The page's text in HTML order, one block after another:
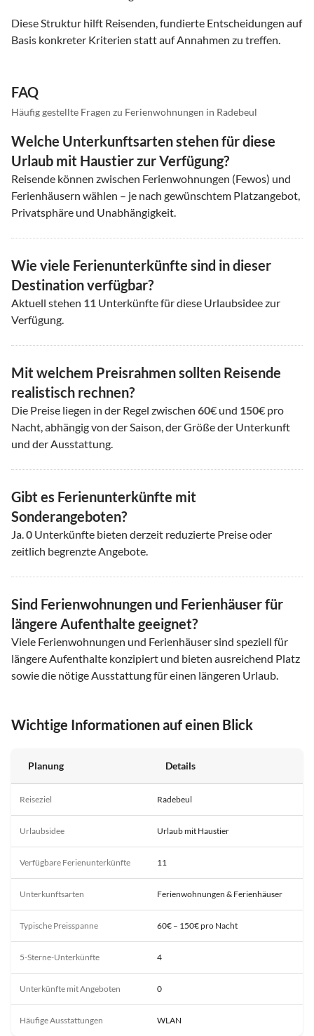
Diese Struktur hilft Reisenden, fundierte Entscheidungen auf
Basis konkreter Kriterien statt auf Annahmen zu treffen.
FAQ
Häufig gestellte Fragen zu Ferienwohnungen in Radebeul
Welche Unterkunftsarten stehen für diese
Urlaub mit Haustier zur Verfügung?
Reisende können zwischen Ferienwohnungen (Fewos) und
Ferienhäusern wählen – je nach gewünschtem Platzangebot,
Privatsphäre und Unabhängigkeit.
Wie viele Ferienunterkünfte sind in dieser
Destination verfügbar?
Aktuell stehen 11 Unterkünfte für diese Urlaubsidee zur
Verfügung.
Mit welchem Preisrahmen sollten Reisende
realistisch rechnen?
Die Preise liegen in der Regel zwischen 60€ und 150€ pro
Nacht, abhängig von der Saison, der Größe der Unterkunft
und der Ausstattung.
Gibt es Ferienunterkünfte mit
Sonderangeboten?
Ja.0 Unterkünfte bieten derzeit reduzierte Preise oder
zeitlich begrenzte Angebote.
Sind Ferienwohnungen und Ferienhäuser für
längere Aufenthalte geeignet?
Viele Ferienwohnungen und Ferienhäuser sind speziell für
längere Aufenthalte konzipiert und bieten ausreichend Platz
sowie die nötige Ausstattung für einen längeren Urlaub.
Wichtige Informationen auf einen Blick
Planung Details
Reiseziel Radebeul
Urlaubsidee Urlaub mit Haustier
Verfügbare Ferienunterkünfte 11
Unterkunftsarten Ferienwohnungen & Ferienhäuser
Typische Preisspanne 60€ – 150€ pro Nacht
5-Sterne-Unterkünfte 4
Unterkünfte mit Angeboten 0
Häufige Ausstattungen WLAN